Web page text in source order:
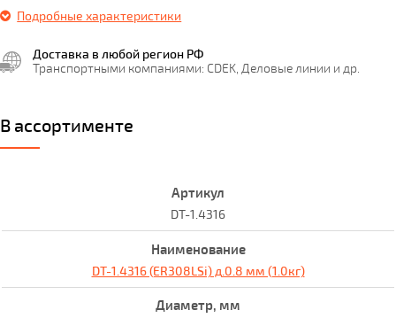
Подробные характеристики
Доставка в любой регион РФ
Транспортными компаниями: CDEK, Деловые линии и др.
В ассортименте
DT-1.4316
DT-1.4316 (ER308LSi) д.0.8 мм (1.0кг)